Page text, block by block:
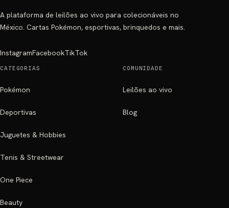
A plataforma de leilões ao vivo para colecionáveis no
México. Cartas Pokémon, esportivas, brinquedos e mais.
InstagramFacebookTikTok
CATEGORIAS
Pokémon
Deportivas
Juguetes & Hobbies
Tenis & Streetwear
One Piece
Beauty
COMUNIDADE
Leilões ao vivo
Blog